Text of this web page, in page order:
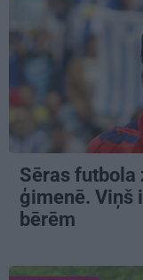
Sēras futbola
ģimenē. Viņš
bērēm